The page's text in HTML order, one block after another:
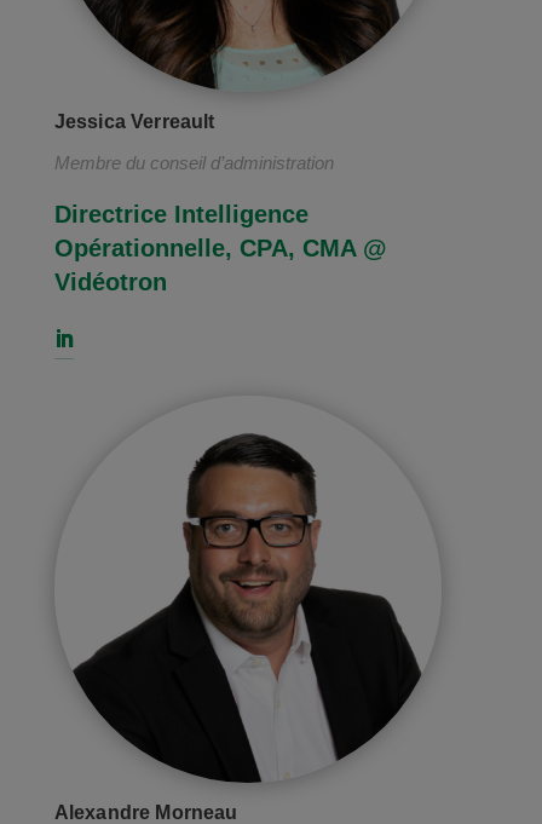
Jessica Verreault
Membre du conseil d’administration
Directrice Intelligence
Opérationnelle, CPA, CMA @
Vidéotron
Alexandre Morneau